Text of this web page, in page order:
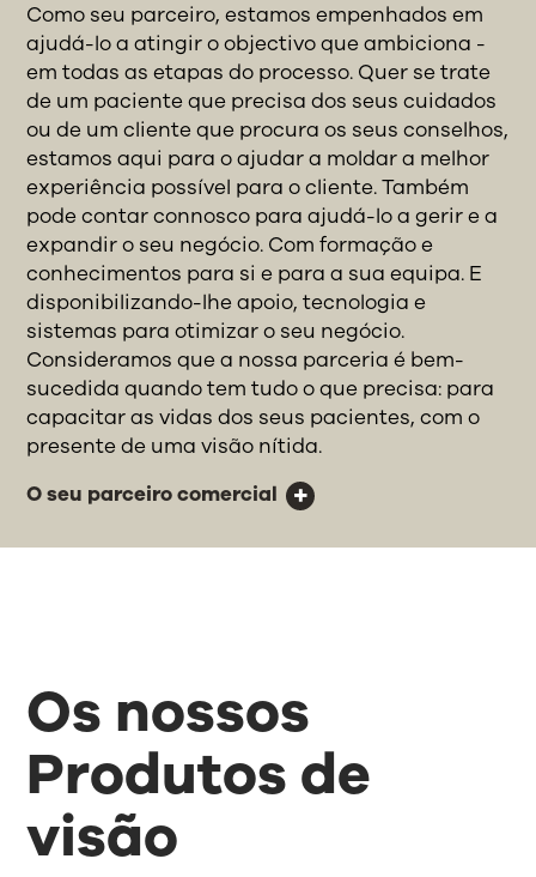
Como seu parceiro, estamos empenhados em
ajudá-lo a atingir o objectivo que ambiciona -
em todas as etapas do processo. Quer se trate
de um paciente que precisa dos seus cuidados
ou de um cliente que procura os seus conselhos,
estamos aqui para o ajudar a moldar a melhor
experiência possível para o cliente. Também
pode contar connosco para ajudá-lo a gerir e a
expandir o seu negócio. Com formação e
conhecimentos para si e para a sua equipa. E
disponibilizando-lhe apoio, tecnologia e
sistemas para otimizar o seu negócio.
Consideramos que a nossa parceria é bem-
sucedida quando tem tudo o que precisa: para
capacitar as vidas dos seus pacientes, com o
presente de uma visão nítida.
O seu parceiro comercial
Os nossos
Produtos de
visão